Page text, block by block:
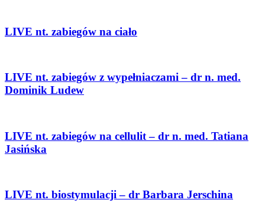
LIVE nt. zabiegów na ciało
LIVE nt. zabiegów z wypełniaczami – dr n. med.
Dominik Ludew
LIVE nt. zabiegów na cellulit – dr n. med. Tatiana
Jasińska
LIVE nt. biostymulacji – dr Barbara Jerschina